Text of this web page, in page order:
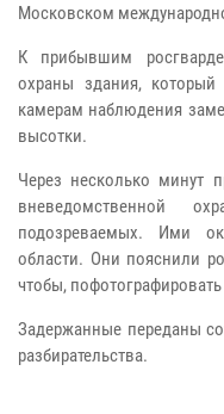
Московском
К прибывшим
охраны здания,
камерам наблюдения
высотки.
Через несколько минут
вневедомственной
подозреваемых. Ими
области. Они пояснили
чтобы,
Задержанные переданы
разбирательства.